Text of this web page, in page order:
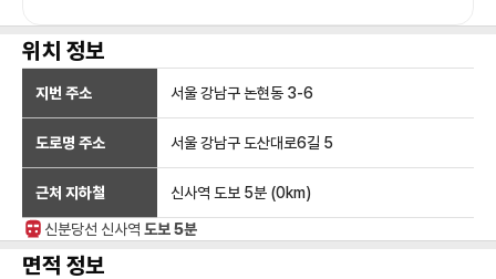
위치 정보
지번 주소 서울 강남구 논현동 3-6
도로명 주소 서울 강남구 도산대로6길 5
근처 지하철 신사역 도보 5분 (0km)
신분당선 신사역 도보 5분
면적 정보